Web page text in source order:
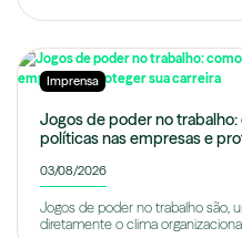
Imprensa
Jogos de poder no
políticas nas empresas e
03/08/2026
Jogos de poder no trabalho são,
diretamente o clima